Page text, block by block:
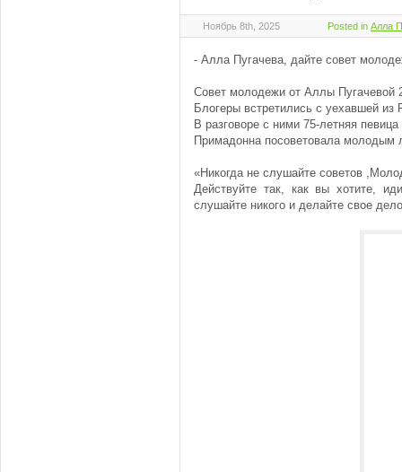
Ноябрь 8th, 2025 Posted in Алла
- Алла Пугачева, дайте совет
Совет молодежи от Аллы Пугачевой
Блогеры встретились с уехавшей
В разговоре с ними 75-летняя
Примадонна посоветовала молодым
«Никогда не слушайте советов
Действуйте так, как вы хотите,
слушайте никого и делайте свое